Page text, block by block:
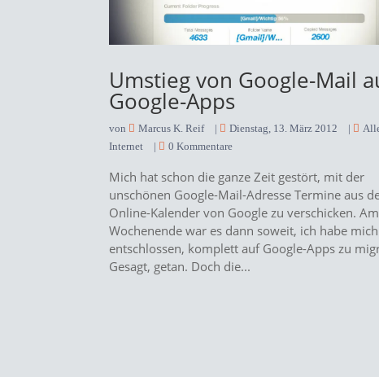
Umstieg von Google-Mail
Google-Apps
von Marcus K. Reif | Dienstag, 13. März 2012 |
Internet
| 0 Kommentare
Mich hat schon die ganze Zeit gestört, mit der
unschönen Google-Mail-Adresse Termine aus
Online-Kalender von Google zu verschicken. Am
Wochenende war es dann soweit, ich habe mich
entschlossen, komplett auf Google-Apps zu
Gesagt, getan. Doch die...